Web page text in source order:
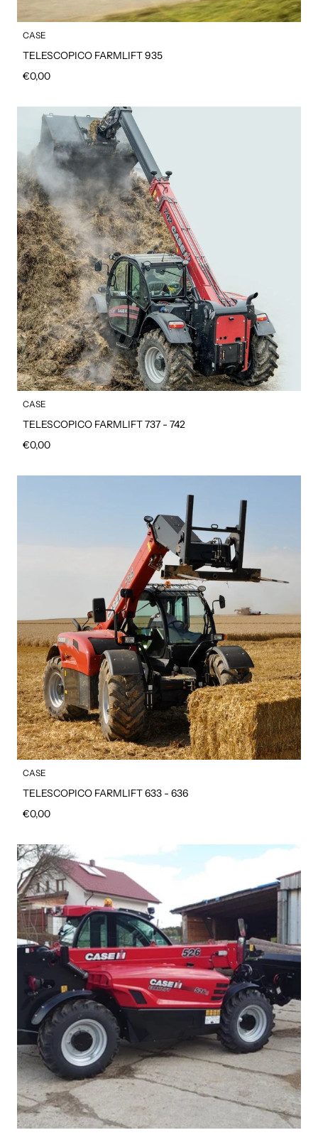
CASE
TELESCOPICO FARMLIFT 935
Prezzo regolare
€0,00
CASE
TELESCOPICO FARMLIFT 737 - 742
Prezzo regolare
€0,00
CASE
TELESCOPICO FARMLIFT 633 - 636
Prezzo regolare
€0,00